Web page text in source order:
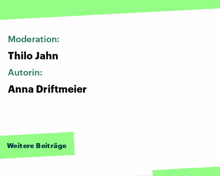
Moderation:
Thilo Jahn
Autorin:
Anna Driftmeier
Weitere Beiträge